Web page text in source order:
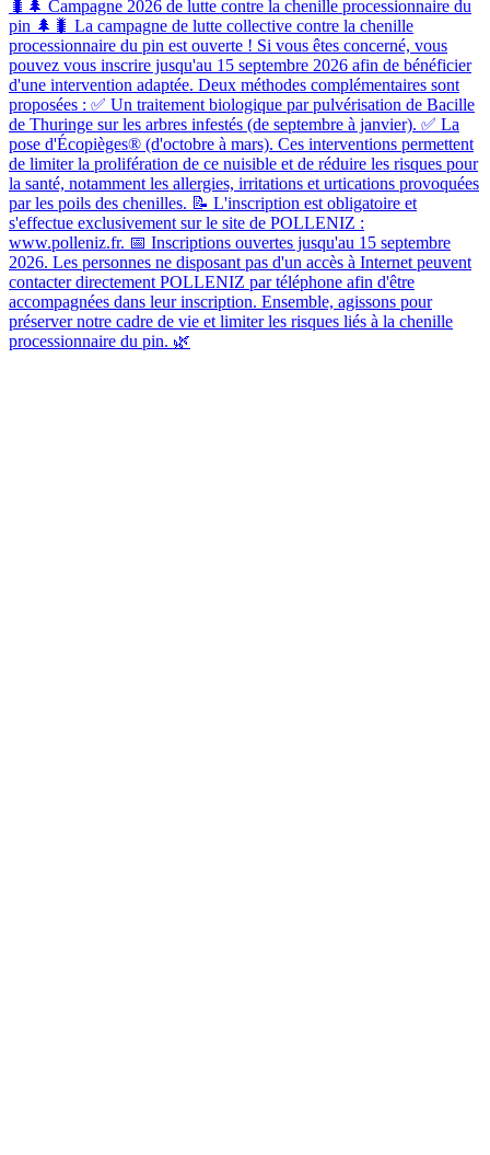
🐛🌲 Campagne 2026 de lutte contre la chenille processionnaire du
pin 🌲🐛 La campagne de lutte collective contre la chenille
processionnaire du pin est ouverte ! Si vous êtes concerné, vous
pouvez vous inscrire jusqu'au 15 septembre 2026 afin de bénéficier
d'une intervention adaptée. Deux méthodes complémentaires sont
proposées : ✅ Un traitement biologique par pulvérisation de Bacille
de Thuringe sur les arbres infestés (de septembre à janvier). ✅ La
pose d'Écopièges® (d'octobre à mars). Ces interventions permettent
de limiter la prolifération de ce nuisible et de réduire les risques pour
la santé, notamment les allergies, irritations et urtications provoquées
par les poils des chenilles. 📝 L'inscription est obligatoire et
s'effectue exclusivement sur le site de POLLENIZ :
www.polleniz.fr. 📅 Inscriptions ouvertes jusqu'au 15 septembre
2026. Les personnes ne disposant pas d'un accès à Internet peuvent
contacter directement POLLENIZ par téléphone afin d'être
accompagnées dans leur inscription. Ensemble, agissons pour
préserver notre cadre de vie et limiter les risques liés à la chenille
processionnaire du pin. 🌿